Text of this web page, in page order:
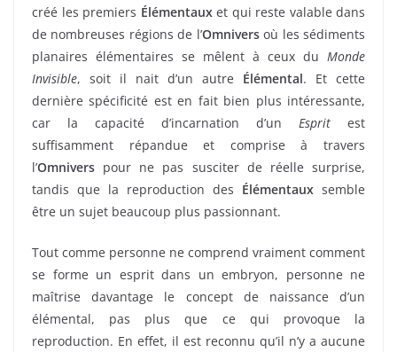
créé les premiers Élémentauxet qui reste valable dans
de nombreuses régions de l’Omniversoù les sédiments
planaires élémentaires se mêlent à ceux du Monde
Invisible, soit il nait d’un autre Élémental. Et cette
dernière spécificité est en fait bien plus intéressante,
car la capacité d’incarnation d’un Esprit est
suffisamment répandue et comprise à travers
l’Omnivers pour ne pas susciter de réelle surprise,
tandis que la reproduction des Élémentaux semble
être un sujet beaucoup plus passionnant.
Tout comme personne ne comprend vraiment comment
se forme un esprit dans un embryon, personne ne
maîtrise davantage le concept de naissance d’un
élémental, pas plus que ce qui provoque la
reproduction. En effet, il est reconnu qu’il n’y a aucune